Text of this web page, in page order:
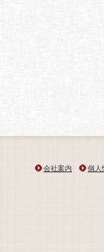
会社案内 個人